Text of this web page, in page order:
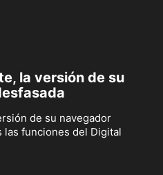
la versión de su
de su navegador
las funciones del Digital